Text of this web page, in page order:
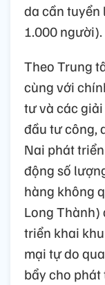
da cần tuyển
1.000 người).
Theo Trung
cùng với
tư và các
đầu tư công,
Nai phát
động số
hàng không
Long Thành)
triển khai
mại tự do
bẩy cho